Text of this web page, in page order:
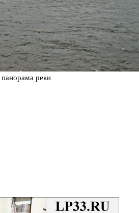
панорама реки